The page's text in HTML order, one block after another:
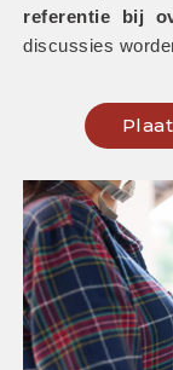
referentie bij
discussies